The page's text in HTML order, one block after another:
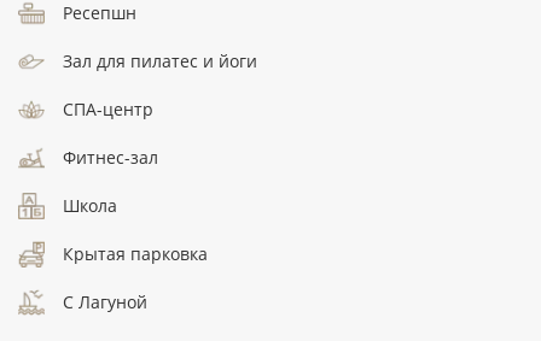
Ресепшн
Зал для пилатес и йоги
СПА-центр
Фитнес-зал
Школа
Крытая парковка
C Лагуной